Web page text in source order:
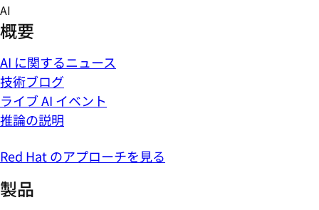
Skip
to
content
AI
概要
AI に関するニュース
技術ブログ
ライブ AI イベント
推論の説明
Red Hat のアプローチを見る
製品